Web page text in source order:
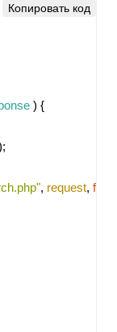
) {
, request,
Копировать код